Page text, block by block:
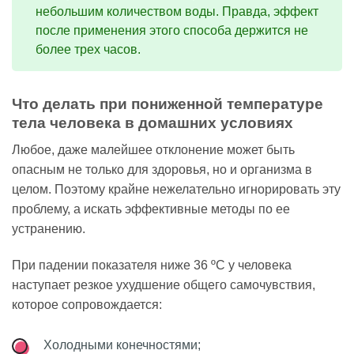
небольшим количеством воды. Правда, эффект
после применения этого способа держится не
более трех часов.
Что делать при пониженной температуре
тела человека в домашних условиях
Любое, даже малейшее отклонение может быть
опасным не только для здоровья, но и организма в
целом. Поэтому крайне нежелательно игнорировать эту
проблему, а искать эффективные методы по ее
устранению.
При падении показателя ниже 36 ºC у человека
наступает резкое ухудшение общего самочувствия,
которое сопровождается:
Холодными конечностями;